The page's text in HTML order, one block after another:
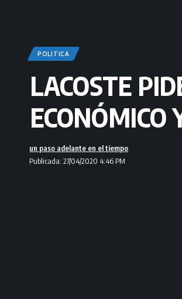
POLITICA
LACOSTE
ECONÓMICO
Publicada: 27/04/2020 4:46 PM
un paso adelante en el tiempo